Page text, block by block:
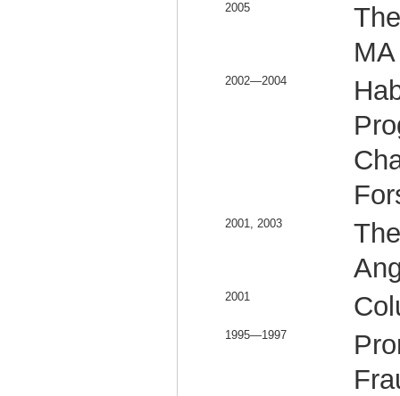
2005
MA
2002—2004
2001, 2003
2001
1995—1997